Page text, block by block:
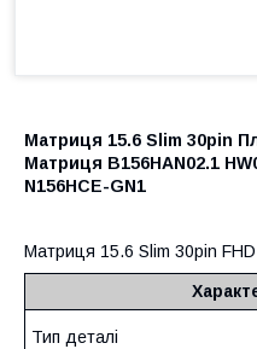
Матриця 15.6 Slim 30pin
Матриця B156HAN02.1
N156HCE-GN1
Матриця 15.6 Slim 30pin
Тип деталі